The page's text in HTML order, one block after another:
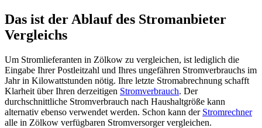
Das ist der Ablauf des Stromanbieter
Vergleichs
Um Stromlieferanten in Zölkow zu vergleichen, ist lediglich die
Eingabe Ihrer Postleitzahl und Ihres ungefähren Stromverbrauchs im
Jahr in Kilowattstunden nötig. Ihre letzte Stromabrechnung schafft
Klarheit über Ihren derzeitigen Stromverbrauch. Der
durchschnittliche Stromverbrauch nach Haushaltgröße kann
alternativ ebenso verwendet werden. Schon kann der Stromrechner
alle in Zölkow verfügbaren Stromversorger vergleichen.